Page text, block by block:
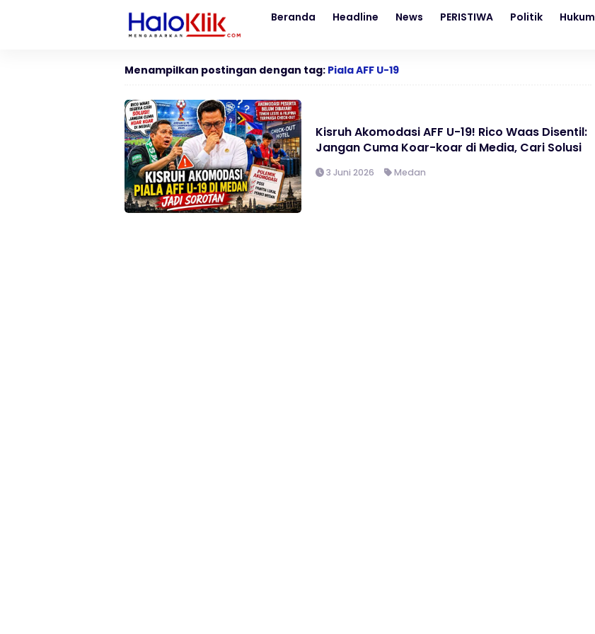
Beranda Headline News PERISTIWA Politik Hukum
Menampilkan postingan dengan tag: Piala AFF U-19
Kisruh Akomodasi AFF U-19! Rico Waas Disentil:
Jangan Cuma Koar-koar di Media, Cari Solusi
3 Juni 2026 Medan